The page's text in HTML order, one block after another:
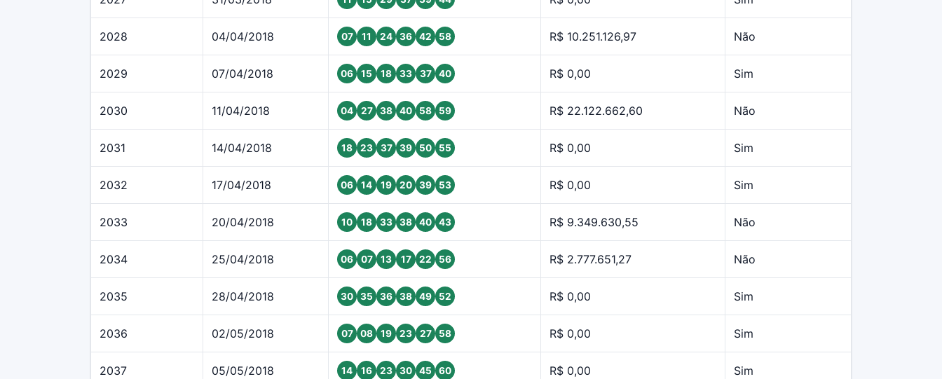
2028 04/04/2018 07 11 24 36 42 58 R$ 10.251.126,97 Não
2029 07/04/2018 06 15 18 33 37 40 R$ 0,00 Sim
2030 11/04/2018 04 27 38 40 58 59 R$ 22.122.662,60 Não
2031 14/04/2018 18 23 37 39 50 55 R$ 0,00 Sim
2032 17/04/2018 06 14 19 20 39 53 R$ 0,00 Sim
2033 20/04/2018 10 18 33 38 40 43 R$ 9.349.630,55 Não
2034 25/04/2018 06 07 13 17 22 56 R$ 2.777.651,27 Não
2035 28/04/2018 30 35 36 38 49 52 R$ 0,00 Sim
2036 02/05/2018 07 08 19 23 27 58 R$ 0,00 Sim
2037 05/05/2018 14 16 23 30 45 60 R$ 0,00 Sim